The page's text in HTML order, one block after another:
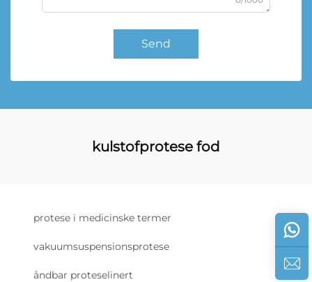
Send
kulstofprotese fod
protese i medicinske termer
vakuumsuspensionsprotese
åndbar proteselinert